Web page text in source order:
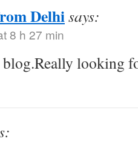
Delhisays:
8 h 27 min
looking